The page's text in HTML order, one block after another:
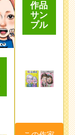
作品
サン
プル